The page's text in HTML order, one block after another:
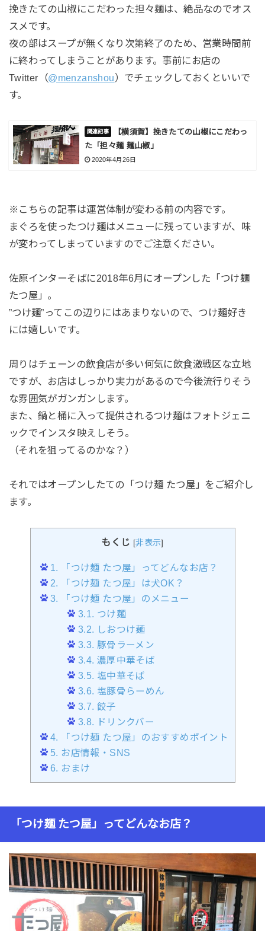
挽きたての山椒にこだわった担々麺は、絶品なのでオス
スメです。
夜の部はスープが無くなり次第終了のため、営業時間前
に終わってしまうことがあります。事前にお店の
Twitter（@menzanshou）でチェックしておくといいで
す。
【横須賀】挽きたての山椒にこだわっ
た「担々麺 麺山椒」
2020年4月26日
※こちらの記事は運営体制が変わる前の内容です。
まぐろを使ったつけ麺はメニューに残っていますが、味
が変わってしまっていますのでご注意ください。
佐原インターそばに2018年6月にオープンした「つけ麺
たつ屋」。
”つけ麺”ってこの辺りにはあまりないので、つけ麺好き
には嬉しいです。
周りはチェーンの飲食店が多い何気に飲食激戦区な立地
ですが、お店はしっかり実力があるので今後流行りそう
な雰囲気がガンガンします。
また、鍋と桶に入って提供されるつけ麺はフォトジェニ
ックでインスタ映えしそう。
（それを狙ってるのかな？）
それではオープンしたての「つけ麺 たつ屋」をご紹介し
ます。
もくじ [非表示]
1.
「つけ麺 たつ屋」ってどんなお店？
2.
「つけ麺 たつ屋」は犬OK？
3.
「つけ麺 たつ屋」のメニュー
3.1. つけ麺
3.2. しおつけ麺
3.3. 豚骨ラーメン
3.4. 濃厚中華そば
3.5. 塩中華そば
3.6. 塩豚骨らーめん
3.7. 餃子
3.8. ドリンクバー
4.
「つけ麺 たつ屋」のおすすめポイント
5. お店情報・SNS
6. おまけ
「つけ麺 たつ屋」ってどんなお店？